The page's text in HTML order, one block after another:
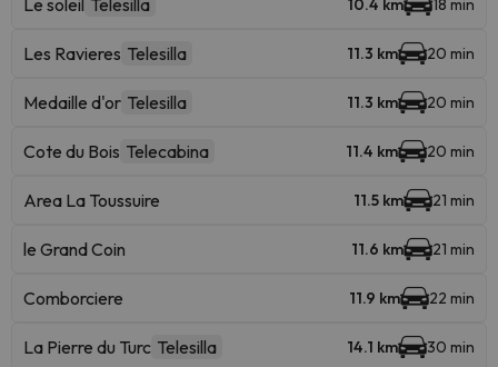
Le soleil Telesilla 10.4 km 18 min
Les Ravieres Telesilla 11.3 km 20 min
Medaille d'or Telesilla 11.3 km 20 min
Cote du Bois Telecabina 11.4 km 20 min
Area La Toussuire 11.5 km 21 min
le Grand Coin 11.6 km 21 min
Comborciere 11.9 km 22 min
La Pierre du Turc Telesilla 14.1 km 30 min